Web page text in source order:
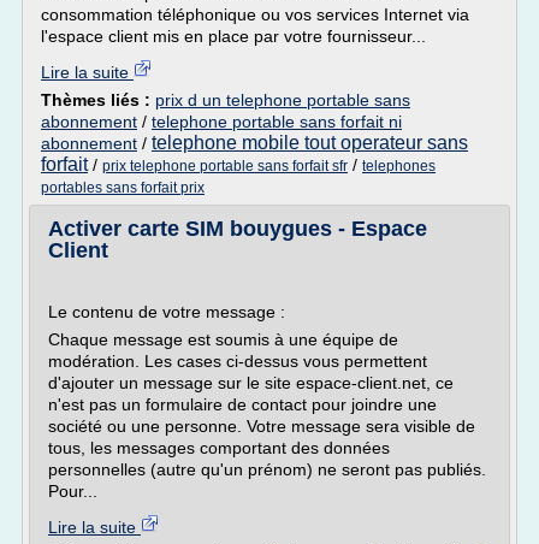
consommation téléphonique ou vos services Internet via
l'espace client mis en place par votre fournisseur...
Lire la suite
Thèmes liés : prix d un telephone portable sans
abonnement / telephone portable sans forfait ni
abonnement / telephone mobile tout operateur sans
forfait/ prix telephone portable sans forfait sfr / telephones
portables sans forfait prix
Activer carte SIM bouygues - Espace
Client
Le contenu de votre message :
Chaque message est soumis à une équipe de
modération. Les cases ci-dessus vous permettent
d'ajouter un message sur le site espace-client.net, ce
n'est pas un formulaire de contact pour joindre une
société ou une personne. Votre message sera visible de
tous, les messages comportant des données
personnelles (autre qu'un prénom) ne seront pas publiés.
Pour...
Lire la suite